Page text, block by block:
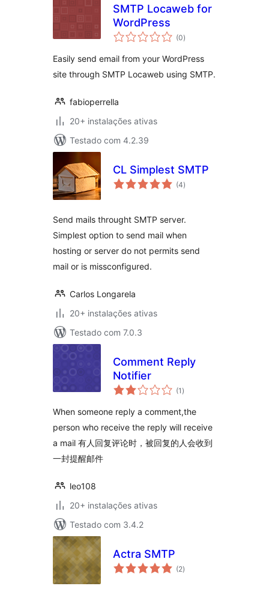
SMTP Locaweb for
WordPress
(0avaliações
totais
)
Easily send email from your WordPress
site through SMTP Locaweb using SMTP.
fabioperrella
20+ instalações ativas
Testado com 4.2.39
CL Simplest SMTP
(4avaliações
totais
)
Send mails throught SMTP server.
Simplest option to send mail when
hosting or server do not permits send
mail or is missconfigured.
Carlos Longarela
20+ instalações ativas
Testado com 7.0.3
Comment Reply
Notifier
(1 avaliações
totais
)
When someone reply a comment,the
person who receive the reply will receive
a mail 有人回复评论时，被回复的人会收到
一封提醒邮件
leo108
20+ instalações ativas
Testado com 3.4.2
Actra SMTP
(2avaliações
totais
)